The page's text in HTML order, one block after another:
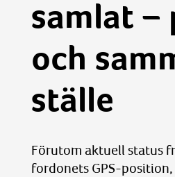
samlat –
och
ställe
Förutom aktuell status
fordonets GPS-